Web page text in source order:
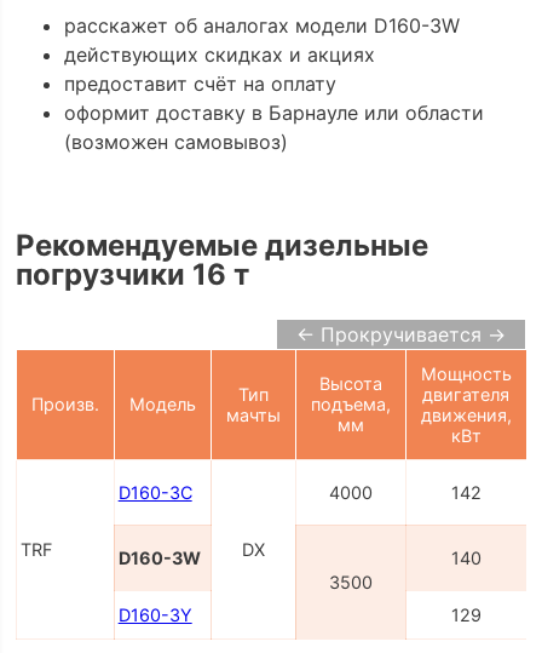
расскажет об аналогах модели D160-3W
действующих скидках и акциях
предоставит счёт на оплату
оформит доставку в Барнауле или области
(возможен самовывоз)
Рекомендуемые дизельные
погрузчики 16 т
← Прокручивается →
Произв. Модель
Тип
мачты
Высота
подъема,
мм
Мощность
двигателя
движения,
кВт
TRF
D160-3C
DX
4000
142
D160-3W
3500
140
D160-3Y
129